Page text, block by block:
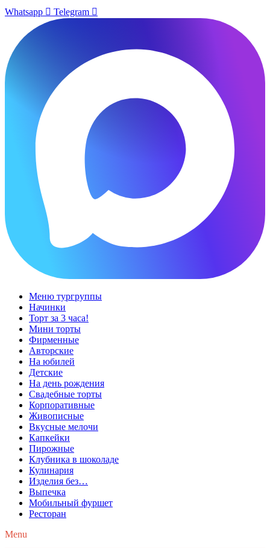
Whatsapp Telegram
Меню тургруппы
Начинки
Торт за 3 часа!
Мини торты
Фирменные
Авторские
На юбилей
Детские
На день рождения
Свадебные торты
Корпоративные
Живописные
Вкусные мелочи
Капкейки
Пирожные
Клубника в шоколаде
Кулинария
Изделия без…
Выпечка
Мобильный фуршет
Ресторан
Menu